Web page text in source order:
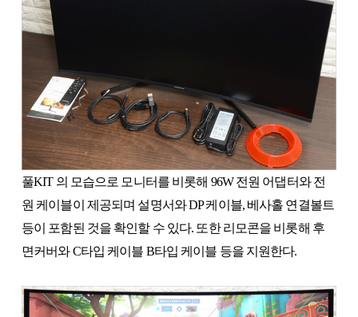
풀KIT 의 모습으로 모니터를 비롯해 96W 전원 어댑터와 전
원 케이블이 제공되며 설명서와 DP 케이블, 베사홀 연결볼트
등이 포함된 것을 확인할 수 있다. 또한 리모콘을 비롯해 후
면커버와 C타입 케이블 B타입 케이블 등을 지원한다.